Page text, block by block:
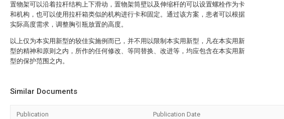
置物架可以沿着拉杆结构上下滑动，置物架筒壁以及伸缩杆的可以设置螺栓作为卡
和机构，也可以使用拉杆箱类似的机构进行卡和固定。通过该方案，患者可以根据
实际高度需求，调整胸引瓶放置的高度。
以上仅为本实用新型的较佳实施例而已，并不用以限制本实用新型，凡在本实用新
型的精神和原则之内，所作的任何修改、等同替换、改进等，均应包含在本实用新
型的保护范围之内。
Similar Documents
Publication Publication Date